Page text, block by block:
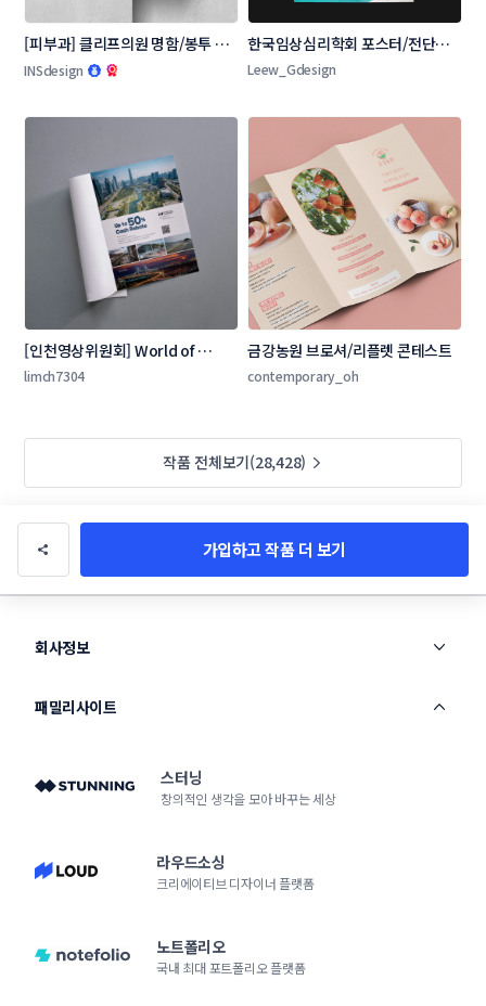
[피부과] 클리프의원 명함/봉투 콘
테스트
INSdesign
한국임상심리학회 포스터/전단지
콘테스트
Leew_Gdesign
[인천영상위원회] World of
Locations 잡지 광고 콘테스트
limch7304
금강농원 브로셔/리플렛 콘테스트
contemporary_oh
작품 전체보기(28,428)
가입하고 작품 더 보기
회사정보
패밀리사이트
스터닝
창의적인 생각을 모아 바꾸는 세상
라우드소싱
크리에이티브 디자이너 플랫폼
노트폴리오
국내 최대 포트폴리오 플랫폼